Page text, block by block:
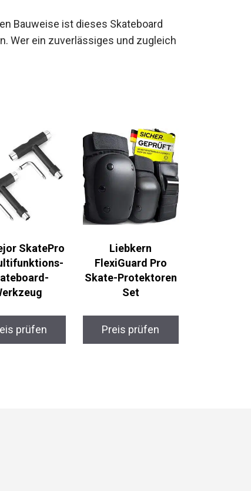
Bauweise ist dieses Skateboard
Wer ein zuverlässiges und
fündig.
SkatePro
prüfen
Liebkern
FlexiGuard Pro
Skate-Protektoren
Set
Preis prüfen